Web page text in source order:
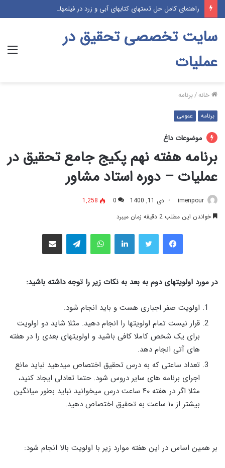
سایت تخصصی تحقیق در
عملیات
خانه/برنامه
برنامه عمومی
موضوعات داغ
برنامه هفته نهم پکیج جامع تحقیق در
عملیات – دوره استاد مشاور
imenpour دی 11, 1400 0
1,258
خواندن این مطلب 2 دقیقه زمان میبرد
فیس بوک توییتر لینکدین واتس آپ تلگرام اشتراک گذاری از طریق ایمیل
در مورد اولویتهای دوم به بعد به نکات زیر را توجه داشته باشید:
اولویت صفر اجباری هست و باید انجام شود.
قرار نیست تمام اولویتها را انجام دهید. مثلا شاید دو اولویت
برای یک شخص کاملا کافی باشید و اولویتهای بعدی را در هفته
های آتی انجام دهد.
تعداد ساعتی که به درس تحقیق اختصاص میدهید نباید مانع
اجرای برنامه های سایر دروس شود. حتما تعادلی ایجاد کنید،
مثلا اگر در هفته ۴۰ ساعت درس میخوانید نباید بطور میانگین
بیشتر از ۱۰ ساعت به تحقیق اختصاص دهید.
بر همین اساس در این هفته موارد زیر با اولویت بالا انجام شود: